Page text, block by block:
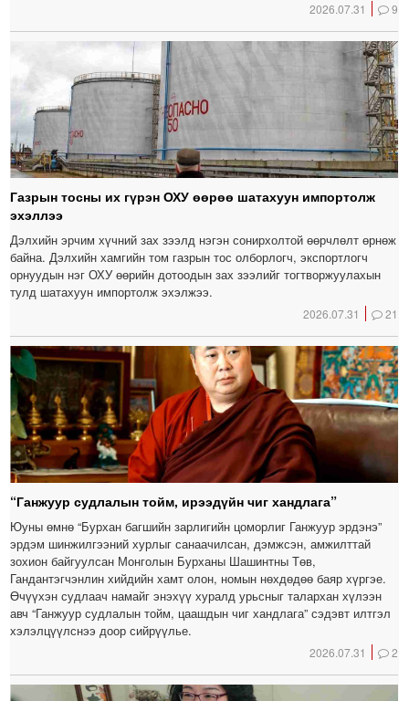
2026.07.31 9
Газрын тосны их гүрэн ОХУ өөрөө шатахуун импортолж
эхэллээ
Дэлхийн эрчим хүчний зах зээлд нэгэн сонирхолтой өөрчлөлт өрнөж
байна. Дэлхийн хамгийн том газрын тос олборлогч, экспортлогч
орнуудын нэг ОХУ өөрийн дотоодын зах зээлийг тогтворжуулахын
тулд шатахуун импортолж эхэлжээ.
2026.07.31 21
“Ганжуур судлалын тойм, ирээдүйн чиг хандлага”
Юуны өмнө “Бурхан багшийн зарлигийн цоморлиг Ганжуур эрдэнэ”
эрдэм шинжилгээний хурлыг санаачилсан, дэмжсэн, амжилттай
зохион байгуулсан Монголын Бурханы Шашинтны Төв,
Гандантэгчэнлин хийдийн хамт олон, номын нөхдөдөө баяр хүргэе.
Өчүүхэн судлаач намайг энэхүү хуралд урьсныг талархан хүлээн
авч “Ганжуур судлалын тойм, цаашдын чиг хандлага” сэдэвт илтгэл
хэлэлцүүлснээ доор сийрүүлье.
2026.07.31 2